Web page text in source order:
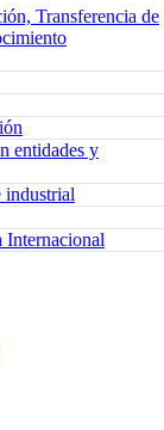
Transferencia de
entidades y
industrial
Internacional